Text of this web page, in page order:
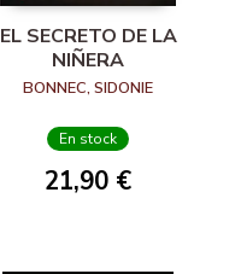
EL SECRETO DE LA
NIÑERA
BONNEC, SIDONIE
En stock
21,90 €